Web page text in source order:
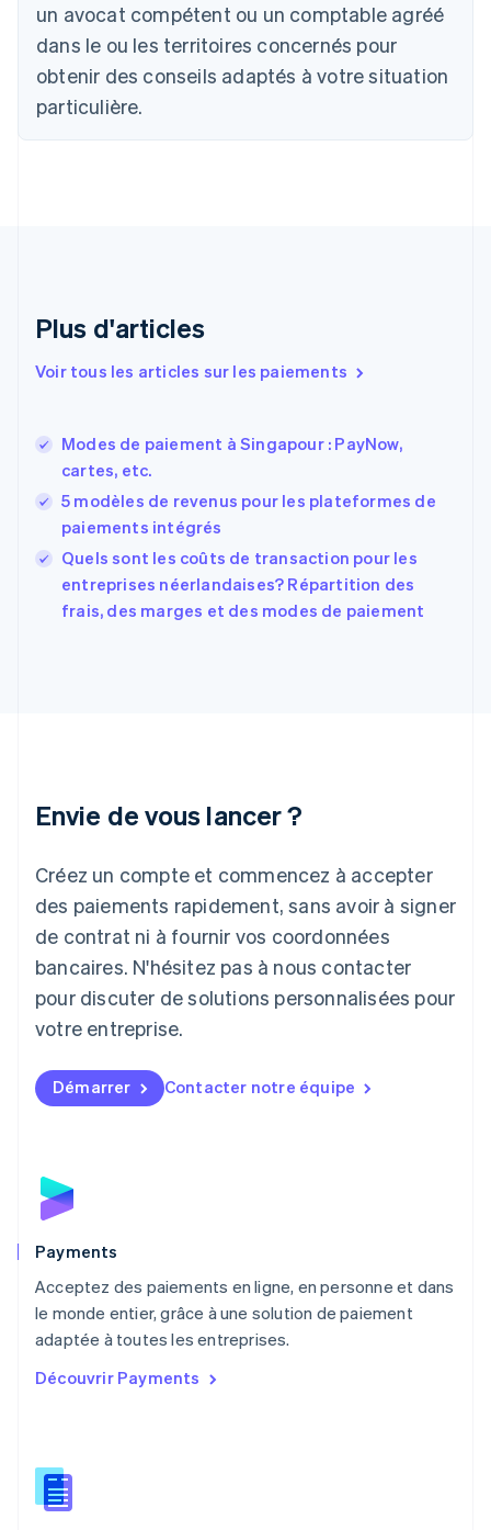
un avocat compétent ou un comptable agréé
dans le ou les territoires concernés pour
obtenir des conseils adaptés à votre situation
particulière.
Plus d'articles
Voir tous les articles sur les paiements
Modes de paiement à Singapour : PayNow,
cartes, etc.
5 modèles de revenus pour les plateformes de
paiements intégrés
Quels sont les coûts de transaction pour les
entreprises néerlandaises? Répartition des
frais, des marges et des modes de paiement
Envie de vous lancer ?
Créez un compte et commencez à accepter
des paiements rapidement, sans avoir à signer
de contrat ni à fournir vos coordonnées
bancaires. N'hésitez pas à nous contacter
pour discuter de solutions personnalisées pour
votre entreprise.
Démarrer Contacter notre équipe
Payments
Acceptez des paiements en ligne, en personne et dans
le monde entier, grâce à une solution de paiement
adaptée à toutes les entreprises.
Découvrir Payments
Bulgarie
English
Canada
EnglishFrançais
Chine continentale
Espagne
Estonie
EnglishEspañol简体中文
Finlande
English Svenska
FrançaisEnglish
Gibraltar
English
Grèce
English
Japon
Lettonie
English
Liechtenstein
DeutschEnglish
Lituanie
Luxembourg
FrançaisDeutschEnglish
English简体中文
Malte
Norvège
English
English
NederlandsEnglish
Pologne
English
PortuguêsEnglish
English
Roumanie